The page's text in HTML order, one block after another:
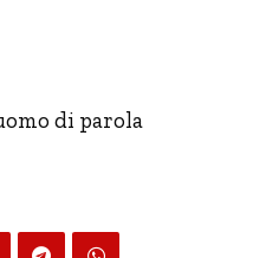
di parola